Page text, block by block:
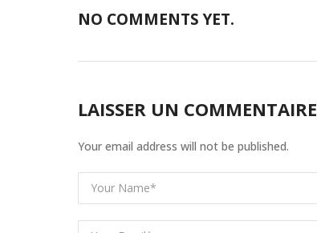
NO COMMENTS YET.
LAISSER UN COMMENTAIRE
Your email address will not be published.